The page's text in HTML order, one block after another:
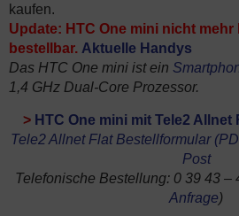
kaufen.
Update: HTC One mini nicht mehr
bestellbar. Aktuelle Handys
Das HTC One mini ist ein
1,4 GHz Dual-Core Prozessor.
> HTC One mini mit Tele2
Tele2 Allnet Flat Bestellformular
Post
Telefonische Bestellung: 0 39 43 –
Anfrage)